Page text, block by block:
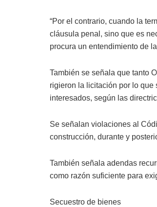
“Por el contrario, cuando la
cláusula penal, sino que es
procura un entendimiento de
También se señala que tanto
rigieron la licitación por lo
interesados, según las
Se señalan violaciones al
construcción, durante y
También señala adendas
como razón suficiente para
Secuestro de bienes